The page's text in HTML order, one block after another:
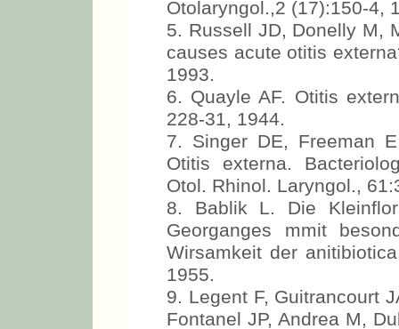
Otolaryngol.,2 (17):150-4,
5. Russell JD, Donelly M,
causes acute otitis
1993.
6. Quayle AF. Otitis
228-31, 1944.
7. Singer DE, Freeman
Otitis externa.
Otol. Rhinol. Laryngol.,
8. Bablik L. Die
Georganges mmit
Wirsamkeit der
1955.
9. Legent F, Guitrancourt
Fontanel JP, Andrea M,